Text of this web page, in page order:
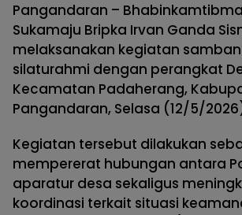
Pangandaran –
Sukamaju Bripka Irvan Ganda
melaksanakan kegiatan
silaturahmi dengan perangkat
Kecamatan Padaherang,
Pangandaran, Selasa (12/5/
Kegiatan tersebut dilakukan
mempererat hubungan antara
aparatur desa sekaligus
koordinasi terkait situasi